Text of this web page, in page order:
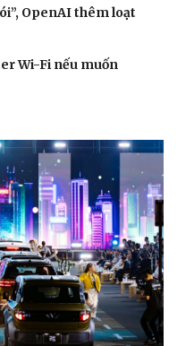
OpenAI thêm loạt
Wi-Fi nếu muốn